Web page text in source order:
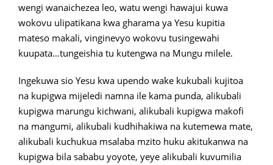
wengi wanaichezea leo, watu wengi hawajui kuwa
wokovu ulipatikana kwa gharama ya Yesu kupitia
mateso makali, vinginevyo wokovu tusingewahi
kuupata…tungeishia tu kutengwa na Mungu milele.
Ingekuwa sio Yesu kwa upendo wake kukubali kujitoa
na kupigwa mijeledi namna ile kama punda, alikubali
kupigwa marungu kichwani, alikubali kupigwa makofi
na mangumi, alikubali kudhihakiwa na kutemewa mate,
alikubali kuchukua msalaba mzito huku akitukanwa na
kupigwa bila sababu yoyote, yeye alikubali kuvumilia